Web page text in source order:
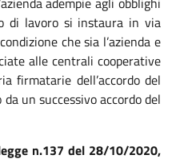
di lavoro si instaura in via
che sia l’azienda e
alle centrali cooperative
firmatarie dell’accordo del
un successivo accordo del
n.137 del 28/10/2020,